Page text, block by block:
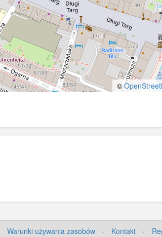
©
Warunki używania zasobów · Kontakt ·